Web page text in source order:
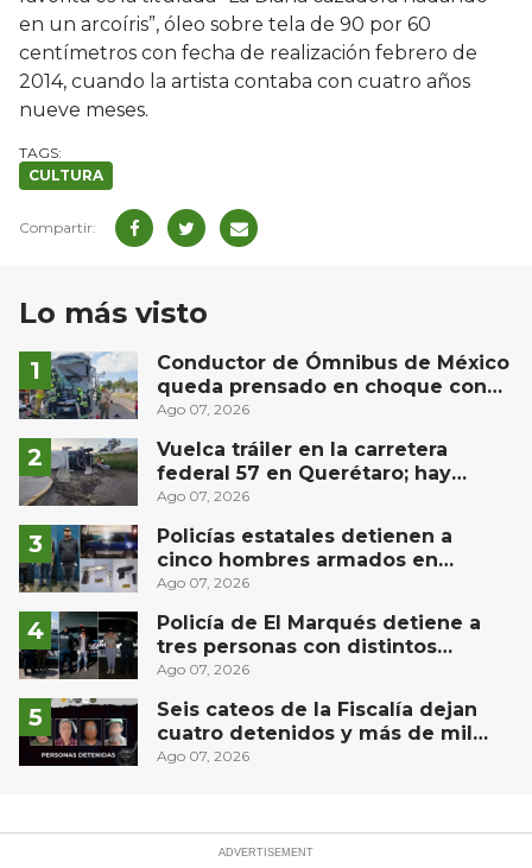
en un arcoíris”, óleo sobre tela de 90 por 60
centímetros con fecha de realización febrero de
2014, cuando la artista contaba con cuatro años
nueve meses.
CULTURA
Lo más visto
Conductor de Ómnibus de México
queda prensado en choque con
materialista en San Juan del Río
Ago 07, 2026
Vuelca tráiler en la carretera
federal 57 en Querétaro; hay
derrame de combustible
Ago 07, 2026
Policías estatales detienen a
cinco hombres armados en
Puebla capital
Ago 07, 2026
Policía de El Marqués detiene a
tres personas con distintos
narcóticos
Ago 07, 2026
Seis cateos de la Fiscalía dejan
cuatro detenidos y más de mil
dosis aseguradas en Querétaro
Ago 07, 2026